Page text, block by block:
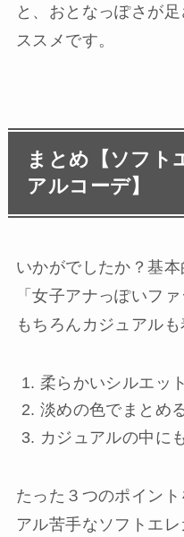
と、おとなっぽさが
ススメです。
まとめ【ソフト
アルコーデ】
いかがでしたか？基
「女子アナっぽいフ
もちろんカジュアル
柔らかいシルエッ
淡めの色でまとめ
カジュアルの中に
たった３つのポイン
アル苦手なソフトエ